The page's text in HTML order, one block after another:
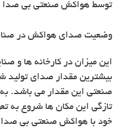
توسط هواکش صنعتی بی
وضعیت صدای هواکش در
بیشترین مقدار صدای
صنعتی این مقدار می باشد.
تازگی این مکان ها شروع به
خود با هواکش صنعتی بی صدا